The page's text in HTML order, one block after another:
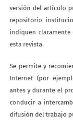
versión del artículo
repositorio
indiquen
esta revista.
Se permite y
Internet (por
antes y durante el
conducir a
difusión del trabajo